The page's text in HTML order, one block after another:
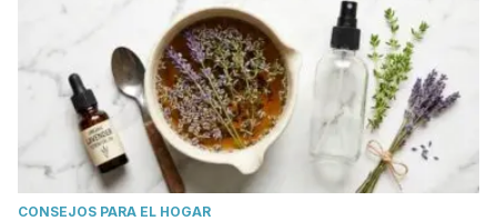
CONSEJOS PARA EL HOGAR